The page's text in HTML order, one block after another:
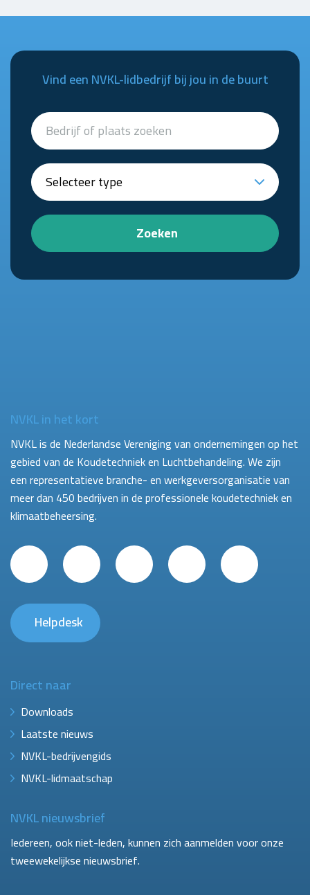
Vind een NVKL-lidbedrijf bij jou in de buurt
Zoeken
NVKL in het kort
NVKL is de Nederlandse Vereniging van ondernemingen op het
gebied van de Koudetechniek en Luchtbehandeling. We zijn
een representatieve branche- en werkgeversorganisatie van
meer dan 450 bedrijven in de professionele koudetechniek en
klimaatbeheersing.
Helpdesk
Direct naar
Downloads
Laatste nieuws
NVKL-bedrijvengids
NVKL-lidmaatschap
NVKL nieuwsbrief
Iedereen, ook niet-leden, kunnen zich aanmelden voor onze
tweewekelijkse nieuwsbrief.